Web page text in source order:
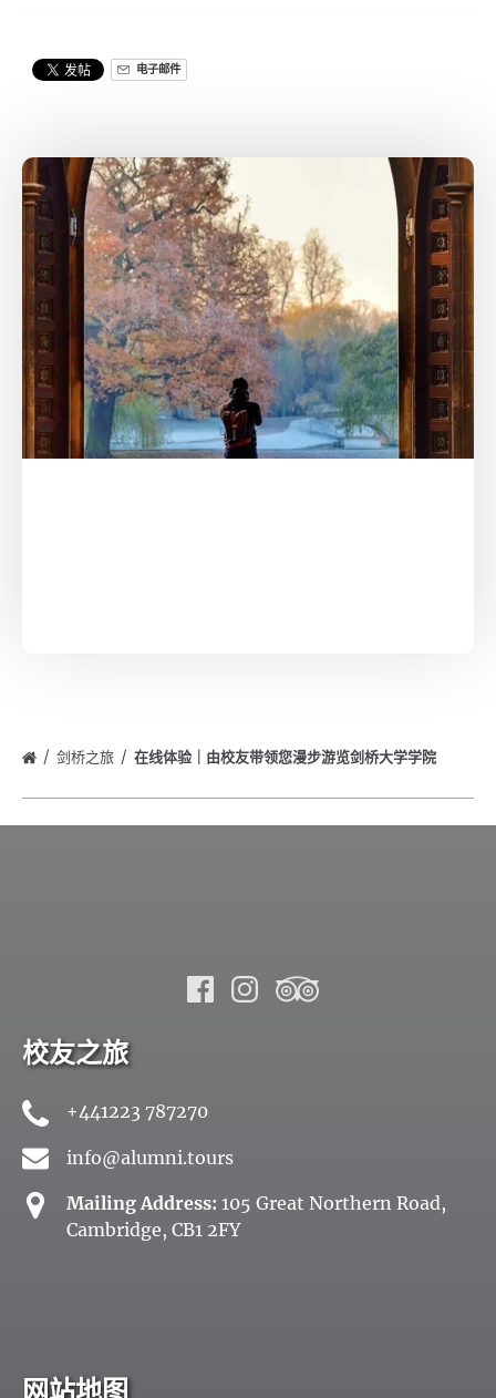
电子邮件
剑桥之旅 在线体验｜由校友带领您漫步游览剑桥大学学院
校友之旅
+441223 787270
info@alumni.tours
Mailing Address: 105 Great Northern Road,
Cambridge, CB1 2FY